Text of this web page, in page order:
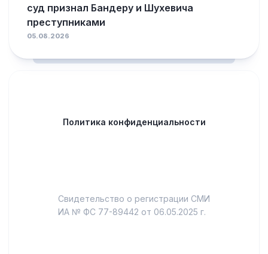
суд признал Бандеру и Шухевича
преступниками
05.08.2026
Политика конфиденциальности
Свидетельство о регистрации СМИ
ИА № ФС 77-89442 от 06.05.2025 г.